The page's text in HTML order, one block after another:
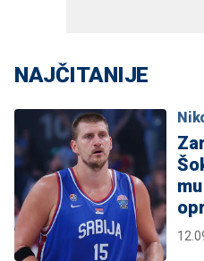
NAJČITANIJE